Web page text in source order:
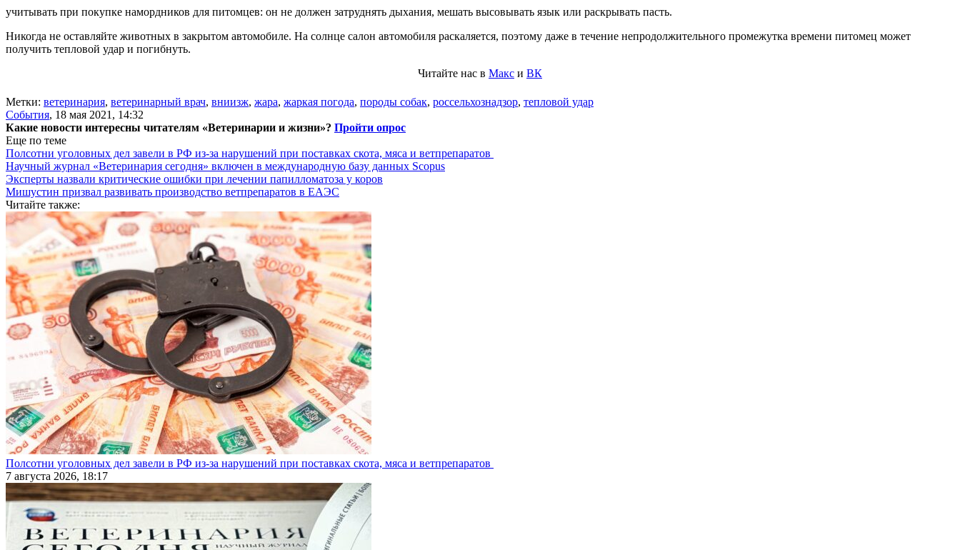
учитывать при покупке намордников для питомцев: он не должен затруднять дыхания, мешать высовывать язык или раскрывать пасть.
Никогда не оставляйте животных в закрытом автомобиле. На солнце салон автомобиля раскаляется, поэтому даже в течение непродолжительного промежутка времени питомец может
получить тепловой удар и погибнуть.
Читайте нас в Макс и ВК
Метки: ветеринария, ветеринарный врач, вниизж, жара, жаркая погода, породы собак, россельхознадзор, тепловой удар
События, 18 мая 2021, 14:32
Какие новости интересны читателям «Ветеринарии и жизни»? Пройти опрос
Еще по теме
Полсотни уголовных дел завели в РФ из-за нарушений при поставках скота, мяса и ветпрепаратов
Научный журнал «Ветеринария сегодня» включен в международную базу данных Scopus
Эксперты назвали критические ошибки при лечении папилломатоза у коров
Мишустин призвал развивать производство ветпрепаратов в ЕАЭС
Читайте также:
Полсотни уголовных дел завели в РФ из-за нарушений при поставках скота, мяса и ветпрепаратов
7 августа 2026, 18:17